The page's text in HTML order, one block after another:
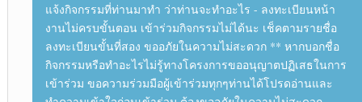
แจ้งกิจกรรมที่ท่านมาทำ ว่าท่านจะทำอะไร - ลงทะเบียนหน้า
งานไม่ครบขั้นตอน เข้าร่วมกิจกรรมไม่ได้นะ เช็คตามรายชื่อ
ลงทะเบียนขั้นที่สอง ขออภัยในความไม่สะดวก ** หากบอกชื่อ
กิจกรรมหรือทำอะไรไม่รู้ทางโครงการขออนุญาตปฏิเสธในการ
เข้าร่วม ขอความร่วมมือผู้เข้าร่วมทุกๆท่านได้โปรดอ่านและ